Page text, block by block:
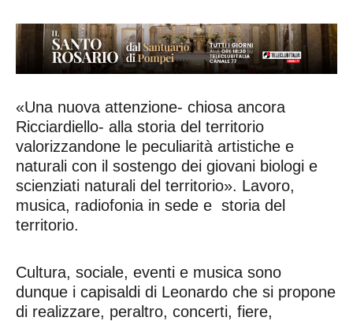
«Una nuova attenzione- chiosa ancora
Ricciardiello- alla storia del territorio
valorizzandone le peculiarità artistiche e
naturali con il sostengo dei giovani biologi e
scienziati naturali del territorio». Lavoro,
musica, radiofonia in sede e storia del
territorio.
Cultura, sociale, eventi e musica sono
dunque i capisaldi di Leonardo che si propone
di realizzare, peraltro, concerti, fiere,